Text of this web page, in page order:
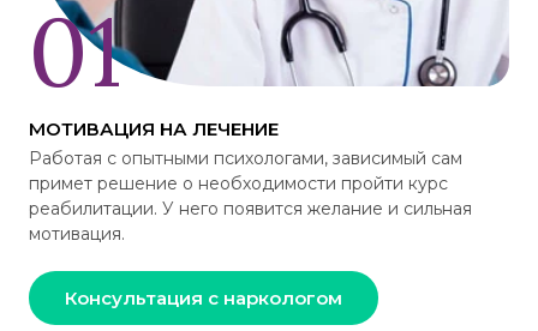
МОТИВАЦИЯ НА ЛЕЧЕНИЕ
Работая с опытными психологами, зависимый сам
примет решение о необходимости пройти курс
реабилитации. У него появится желание и сильная
мотивация.
Консультация с наркологом